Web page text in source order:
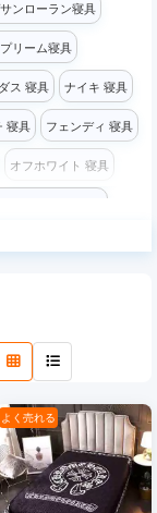
ンローラン寝具
リーム寝具
ス 寝具 ナイキ 寝具
寝具 フェンディ 寝具
オフホワイト 寝具
よく売れる